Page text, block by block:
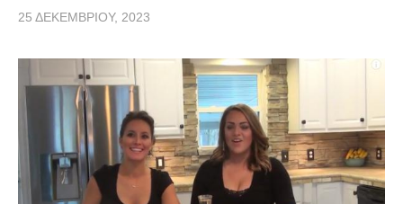
25 ΔΕΚΕΜΒΡΊΟΥ, 2023